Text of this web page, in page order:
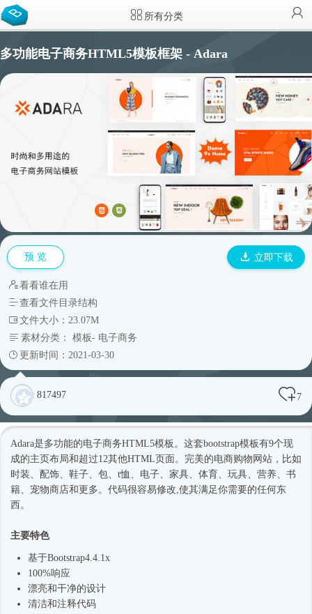
所有分类
多功能电子商务HTML5模板框架 - Adara
预 览 立即下载
看看谁在用
查看文件目录结构
文件大小：23.07M
素材分类： 模板- 电子商务
更新时间：2021-03-30
817497 7
Adara是多功能的电子商务HTML5模板 。这套bootstrap模板有9个现
成的主页布局和超过12其他HTML页面。完美的电商购物网站，比如
时装、配饰、鞋子、包、t恤、电子、家具、体育、玩具、营养、书
籍、宠物商店和更多。代码很容易修改,使其满足你需要的任何东
西。
主要特色
基于Bootstrap4 .4.1x
100%响应
漂亮和干净的设计
清洁和注释代码